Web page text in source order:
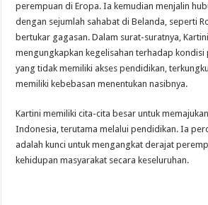
perempuan di Eropa. Ia kemudian menjalin
dengan sejumlah sahabat di Belanda, seperti
bertukar gagasan. Dalam surat-suratnya,
mengungkapkan kegelisahan terhadap
yang tidak memiliki akses pendidikan,
memiliki kebebasan menentukan nasibnya.
Kartini memiliki cita-cita besar untuk
Indonesia, terutama melalui pendidikan. Ia
adalah kunci untuk mengangkat derajat
kehidupan masyarakat secara keseluruhan.